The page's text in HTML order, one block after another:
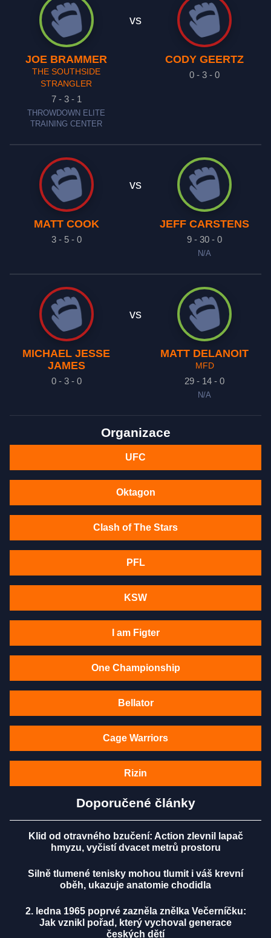
JOE BRAMMER
THE SOUTHSIDE
STRANGLER
7 - 3 - 1
THROWDOWN ELITE
TRAINING CENTER
vs
CODY GEERTZ
0 - 3 - 0
MATT COOK
3 - 5 - 0
vs
JEFF CARSTENS
9 - 30 - 0
N/A
MICHAEL JESSE
JAMES
0 - 3 - 0
vs
MATT DELANOIT
MFD
29 - 14 - 0
N/A
Organizace
UFC
Oktagon
Clash of The Stars
PFL
KSW
I am Figter
One Championship
Bellator
Cage Warriors
Rizin
Doporučené články
Klid od otravného bzučení: Action zlevnil lapač
hmyzu, vyčistí dvacet metrů prostoru
Silně tlumené tenisky mohou tlumit i váš krevní
oběh, ukazuje anatomie chodidla
2. ledna 1965 poprvé zazněla znělka Večerníčku:
Jak vznikl pořad, který vychoval generace
českých dětí